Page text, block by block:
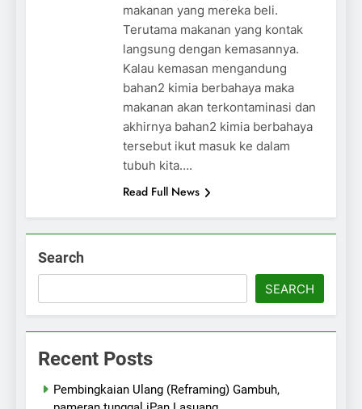
makanan yang mereka beli.
Terutama makanan yang kontak
langsung dengan kemasannya.
Kalau kemasan mengandung
bahan2 kimia berbahaya maka
makanan akan terkontaminasi dan
akhirnya bahan2 kimia berbahaya
tersebut ikut masuk ke dalam
tubuh kita….
Read Full News
Search
SEARCH
Recent Posts
Pembingkaian Ulang (Reframing) Gambuh,